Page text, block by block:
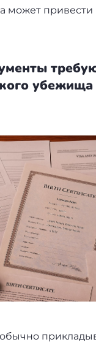
может привести